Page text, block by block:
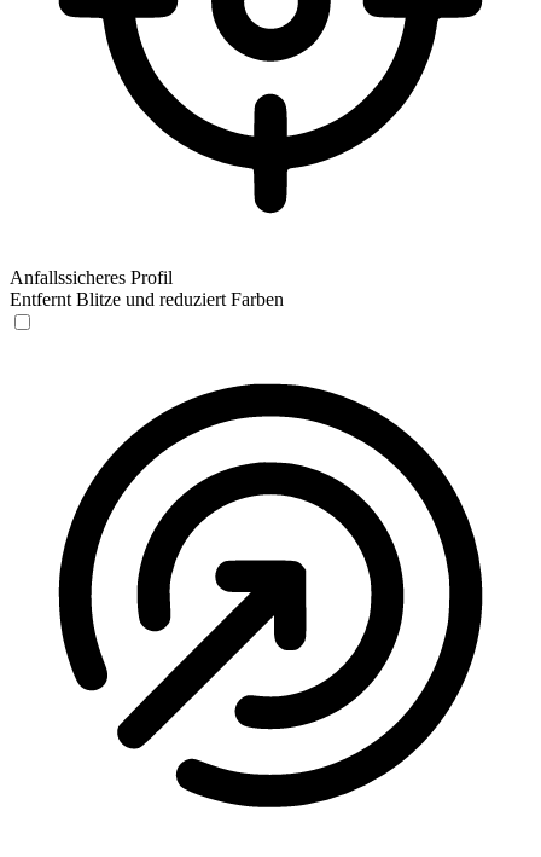
Anfallssicheres Profil
Entfernt Blitze und reduziert Farben